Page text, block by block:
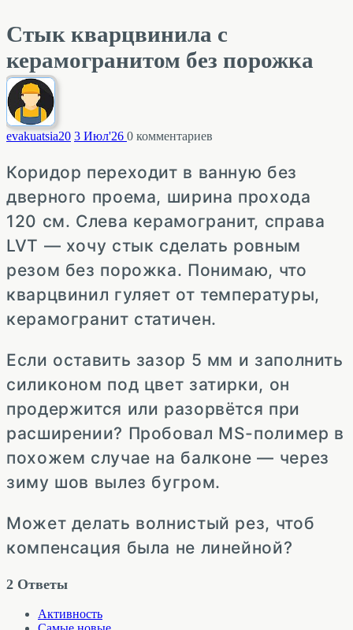
Стык кварцвинила с
керамогранитом без порожка
evakuatsia20 3 Июл'26 0 комментариев
Коридор переходит в ванную без
дверного проема, ширина прохода
120 см. Слева керамогранит, справа
LVT — хочу стык сделать ровным
резом без порожка. Понимаю, что
кварцвинил гуляет от температуры,
керамогранит статичен.
Если оставить зазор 5 мм и заполнить
силиконом под цвет затирки, он
продержится или разорвётся при
расширении? Пробовал MS-полимер в
похожем случае на балконе — через
зиму шов вылез бугром.
Может делать волнистый рез, чтоб
компенсация была не линейной?
2 Ответы
Активность